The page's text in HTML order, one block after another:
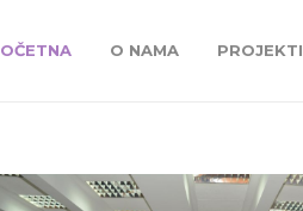
O NAMA PROJEKTI